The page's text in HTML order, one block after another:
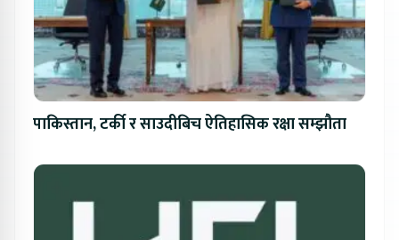
पाकिस्तान, टर्की र साउदीबिच ऐतिहासिक रक्षा सम्झौता